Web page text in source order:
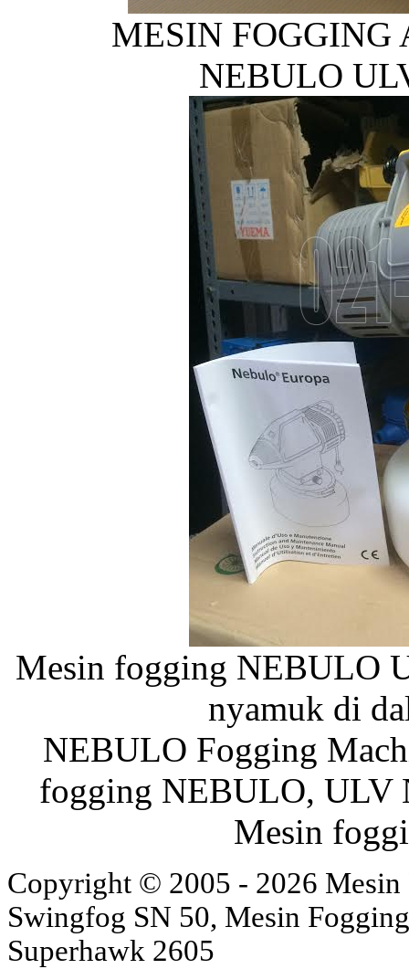
MESIN FOGGING
NEBULO
Mesin fogging NEBULO
nyamuk di
NEBULO Fogging
fogging NEBULO, ULV
Mesin
Copyright © 2005 - 2026
Swingfog SN 50, Mesin
Superhawk 2605